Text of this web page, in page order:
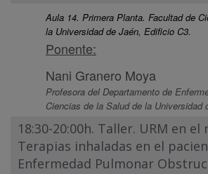
Aula 14. Primera Planta. Facultad de
la Universidad de Jaén, Edificio C3.
Ponente:
Nani Granero Moya
Profesora del Departamento de
Ciencias de la Salud de la Universidad
18:30-20:00h. Taller. URM en el
Terapias inhaladas en el
Enfermedad Pulmonar